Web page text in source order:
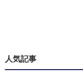
人気記事